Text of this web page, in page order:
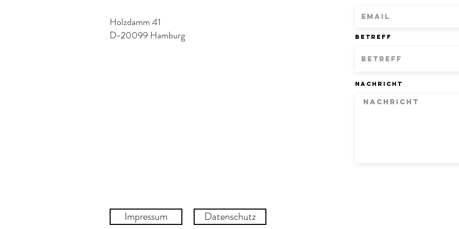
Holzdamm 41
D-20099 Hamburg
Impressum Datenschutz
Betreff
Nachricht